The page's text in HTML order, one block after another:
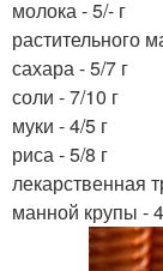
молока - 5/- г
растительного
сахара - 5/7 г
соли - 7/10 г
муки - 4/5 г
риса - 5/8 г
лекарственная
манной крупы -